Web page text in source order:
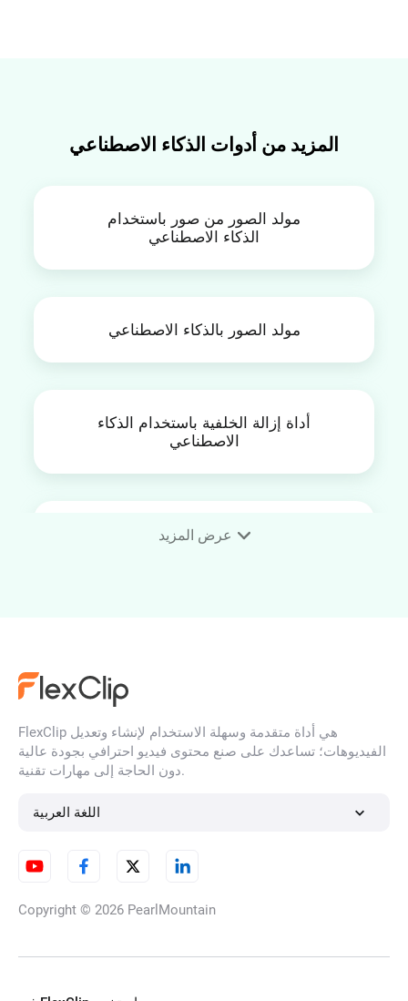
المزيد من أدوات الذكاء الاصطناعي
مولد الصور من صور باستخدام
الذكاء الاصطناعي
مولد الصور بالذكاء الاصطناعي
أداة إزالة الخلفية باستخدام الذكاء
الاصطناعي
أداة تغيير الملابس بالذكاء
كلمات مفتاحية: تحويل من PDF إلى
فيديو بواسطة الذكاء الاصطناعي
عنوان المؤشر: قم بتحويل باوربوينت
فيديو بالذكاء الاصطناعي
عرض المزيد
FlexClip هي أداة متقدمة وسهلة الاستخدام لإنشاء وتعديل
الفيديوهات؛ تساعدك على صنع محتوى فيديو احترافي بجودة عالية
دون الحاجة إلى مهارات تقنية.
اللغة العربية
Copyright © 2026 PearlMountain